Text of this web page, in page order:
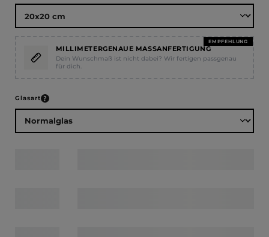
EMPFEHLUNG
MILLIMETERGENAUE MASSANFERTIGUNG
Dein Wunschmaß ist nicht dabei? Wir fertigen passgenau
für dich.
Glasartauswählen